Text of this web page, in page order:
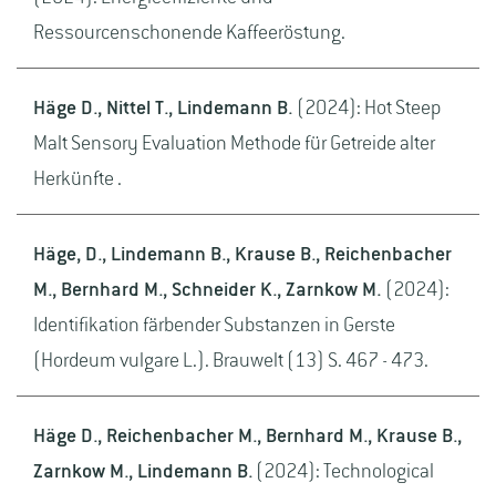
Ressourcenschonende Kaffeeröstung.
Häge D., Nittel T., Lindemann B.
(2024): Hot Steep
Malt Sensory Evaluation Methode für Getreide alter
Herkünfte .
Häge, D., Lindemann B., Krause B., Reichenbacher
M., Bernhard M., Schneider K., Zarnkow M.
(2024):
Identifikation färbender Substanzen in Gerste
(Hordeum vulgare L.). Brauwelt (13) S. 467 - 473.
Häge D., Reichenbacher M., Bernhard M., Krause B.,
Zarnkow M., Lindemann B. (2024): Technological